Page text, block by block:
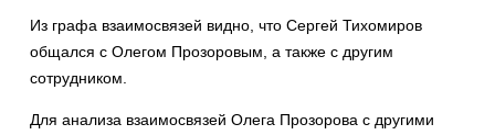
Из графа взаимосвязей видно, что Сергей Тихомиров
общался с Олегом Прозоровым, а также с другим
сотрудником.
Для анализа взаимосвязей Олега Прозорова с другими